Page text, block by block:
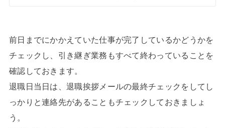
前日までにかかえていた仕事が完了しているかどうかを
チェックし、引き継ぎ業務もすべて終わっていることを
確認しておきます。
退職日当日は、退職挨拶メールの最終チェックをしてし
っかりと連絡先があることもチェックしておきましょ
う。